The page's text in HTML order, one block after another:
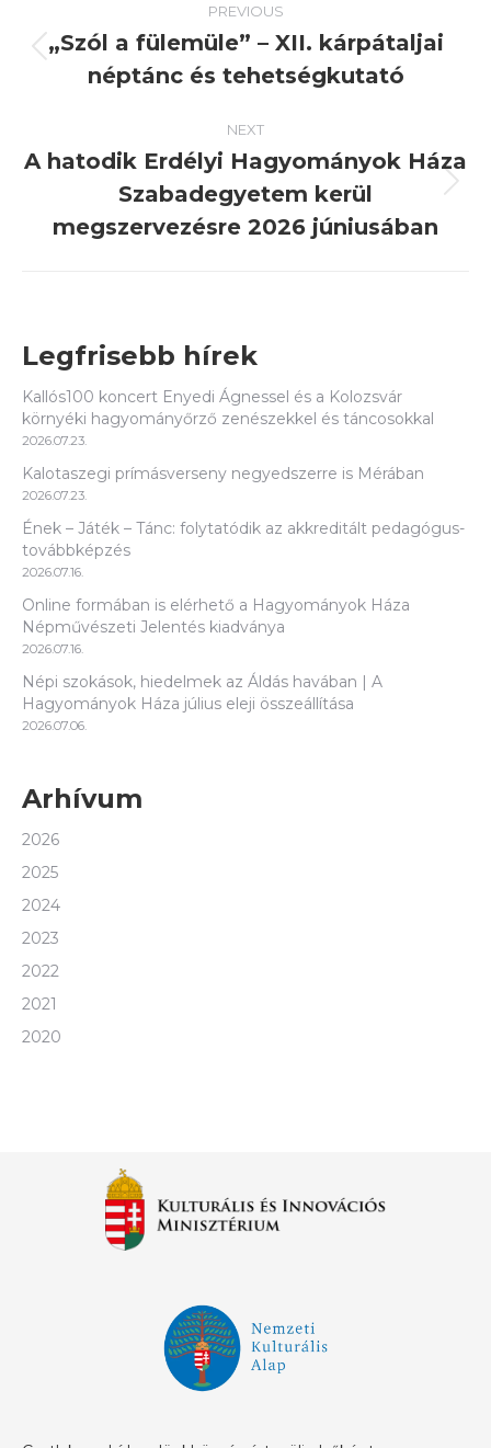
navigation
PREVIOUS
post:
„Szól a fülemüle” – XII. kárpátaljai
néptánc és tehetségkutató
NEXT
Next
post:
A hatodik Erdélyi Hagyományok Háza
Szabadegyetem kerül
megszervezésre 2026 júniusában
Legfrisebb hírek
Kallós100 koncert Enyedi Ágnessel és a Kolozsvár
környéki hagyományőrző zenészekkel és táncosokkal
2026.07.23.
Kalotaszegi prímásverseny negyedszerre is Mérában
2026.07.23.
Ének – Játék – Tánc: folytatódik az akkreditált pedagógus-
továbbképzés
2026.07.16.
Online formában is elérhető a Hagyományok Háza
Népművészeti Jelentés kiadványa
2026.07.16.
Népi szokások, hiedelmek az Áldás havában | A
Hagyományok Háza július eleji összeállítása
2026.07.06.
Arhívum
2026
2025
2024
2023
2022
2021
2020